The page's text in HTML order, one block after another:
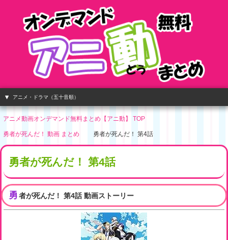
アニメ・ドラマ（五十音順）
アニメ動画オンデマンド無料まとめ【アニ動】 TOP
勇者が死んだ！ 動画 まとめ 勇者が死んだ！ 第4話
勇者が死んだ！ 第4話
勇者が死んだ！ 第4話 動画ストーリー